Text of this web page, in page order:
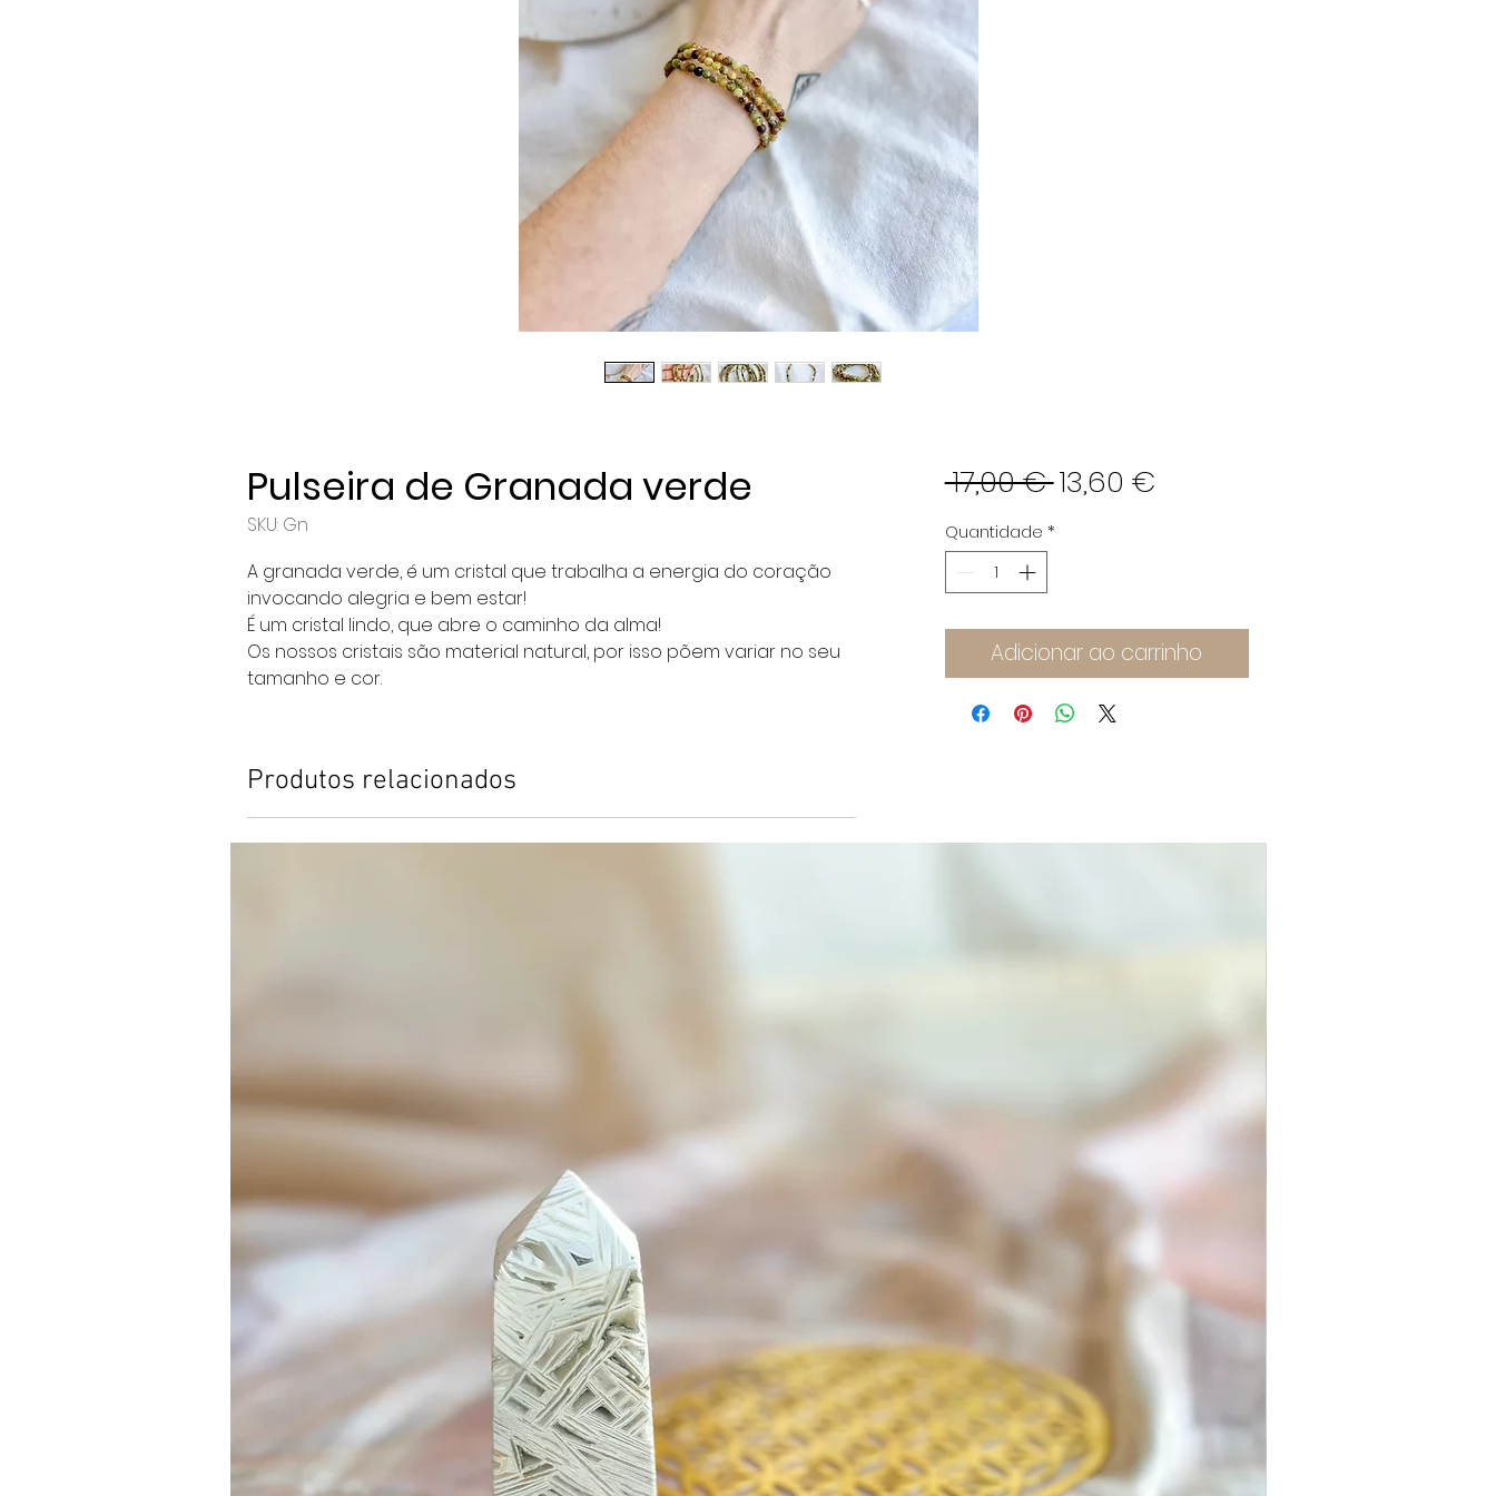
Pulseira de Granada verde
SKU: Gn
A granada verde, é um cristal que trabalha a energia do coração
invocando alegria e bem estar!
É um cristal lindo, que abre o caminho da alma!
Os nossos cristais são material natural, por isso põem variar no seu
tamanho e cor.
17,00 € Preço
normal
13,60 €Preço
Quantidade *
Adicionar ao carrinho
Produtos relacionados